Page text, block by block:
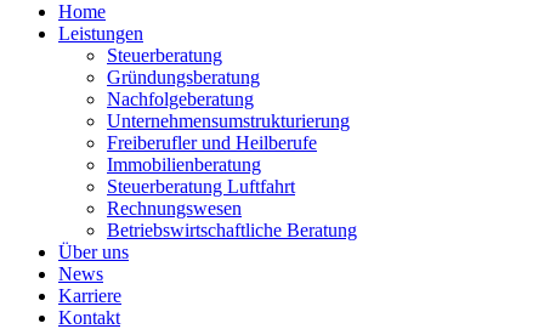
Home
Leistungen
Steuerberatung
Gründungsberatung
Nachfolgeberatung
Unternehmensumstrukturierung
Freiberufler und Heilberufe
Immobilienberatung
Steuerberatung Luftfahrt
Rechnungswesen
Betriebswirtschaftliche Beratung
Über uns
News
Karriere
Kontakt